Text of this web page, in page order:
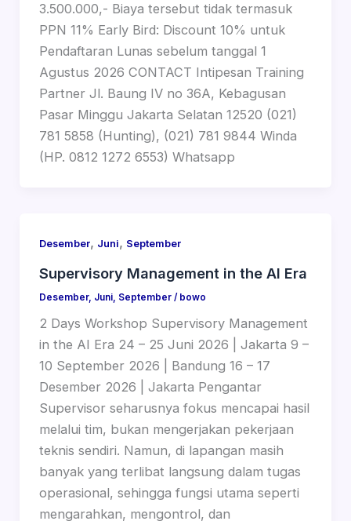
3.500.000,- Biaya tersebut tidak termasuk
PPN 11% Early Bird: Discount 10% untuk
Pendaftaran Lunas sebelum tanggal 1
Agustus 2026 CONTACT Intipesan Training
Partner Jl. Baung IV no 36A, Kebagusan
Pasar Minggu Jakarta Selatan 12520 (021)
781 5858 (Hunting), (021) 781 9844 Winda
(HP. 0812 1272 6553) Whatsapp
Desember, Juni, September
Supervisory Management in the AI Era
Desember, Juni, September/ bowo
2 Days Workshop Supervisory Management
in the AI Era 24 – 25 Juni 2026 | Jakarta 9 –
10 September 2026 | Bandung 16 – 17
Desember 2026 | Jakarta Pengantar
Supervisor seharusnya fokus mencapai hasil
melalui tim, bukan mengerjakan pekerjaan
teknis sendiri. Namun, di lapangan masih
banyak yang terlibat langsung dalam tugas
operasional, sehingga fungsi utama seperti
mengarahkan, mengontrol, dan